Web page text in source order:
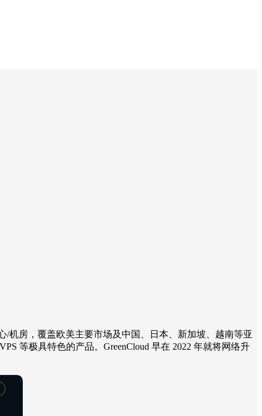
/机房，覆盖欧美主要市场及中国、日本、新加坡、越南等亚
等极具特色的产品。GreenCloud 早在 2022 年就将网络升